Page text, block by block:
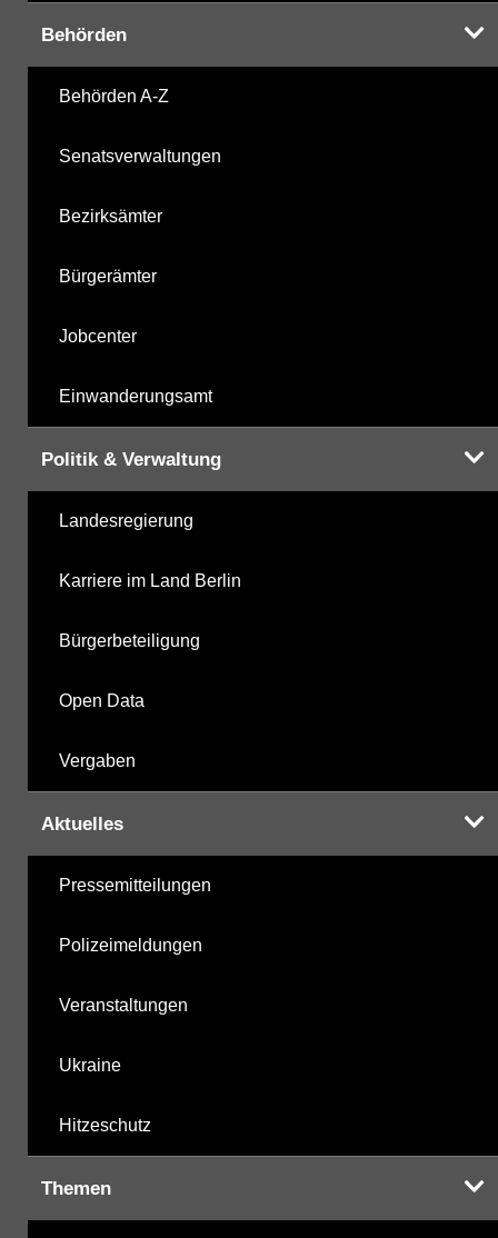
Behörden
Behörden A-Z
Senatsverwaltungen
Bezirksämter
Bürgerämter
Jobcenter
Einwanderungsamt
Politik & Verwaltung
Landesregierung
Karriere im Land Berlin
Bürgerbeteiligung
Open Data
Vergaben
Aktuelles
Pressemitteilungen
Polizeimeldungen
Veranstaltungen
Ukraine
Hitzeschutz
Themen